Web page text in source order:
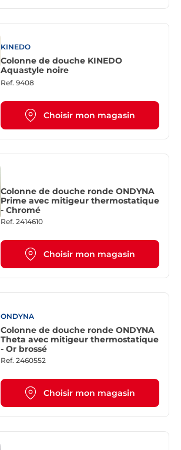
KINEDO
Colonne de douche KINEDO
Aquastyle noire
Ref. 9408
Choisir mon magasin
Colonne de douche ronde ONDYNA
Prime avec mitigeur thermostatique
- Chromé
Ref. 2414610
Choisir mon magasin
ONDYNA
Colonne de douche ronde ONDYNA
Theta avec mitigeur thermostatique
- Or brossé
Ref. 2460552
Choisir mon magasin